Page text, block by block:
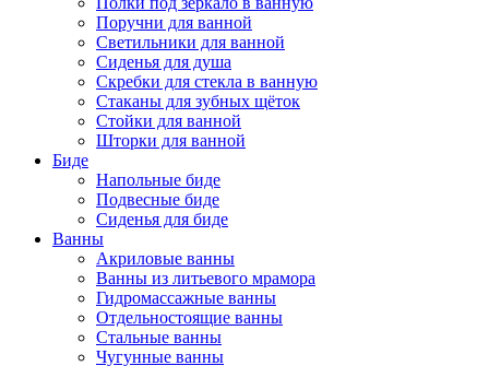
Поручни для ванной
Светильники для ванной
Сиденья для душа
Скребки для стекла в ванную
Стаканы для зубных щёток
Стойки для ванной
Шторки для ванной
Биде
Напольные биде
Подвесные биде
Сиденья для биде
Ванны
Акриловые ванны
Ванны из литьевого мрамора
Гидромассажные ванны
Отдельностоящие ванны
Стальные ванны
Чугунные ванны